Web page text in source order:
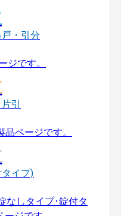
・引分
引
イプ)